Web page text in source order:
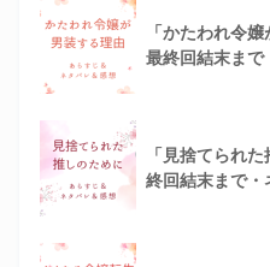
「かたわれ令
最終回結末まで
「見捨てられ
終回結末まで・